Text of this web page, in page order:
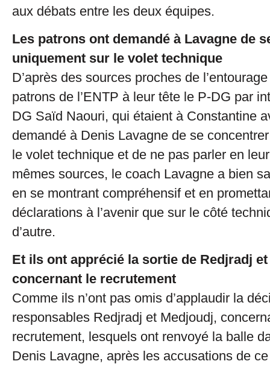
aux débats entre les deux équipes.
Les patrons ont demandé à Lavagne de
uniquement sur le volet technique
D’après des sources proches de
patrons de l’ENTP à leur tête le P-DG par
DG Saïd Naouri, qui étaient à Constantine
demandé à Denis Lavagne de se
le volet technique et de ne pas parler en
mêmes sources, le coach Lavagne a bien
en se montrant compréhensif et en
déclarations à l’avenir que sur le côté
d’autre.
Et ils ont apprécié la sortie de Redjradj
concernant le recrutement
Comme ils n’ont pas omis d’applaudir la
responsables Redjradj et Medjoudj,
recrutement, lesquels ont renvoyé la balle
Denis Lavagne, après les accusations de